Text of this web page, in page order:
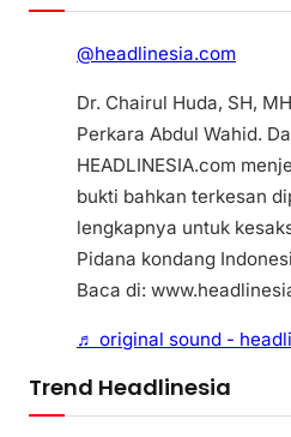
@headlinesia.com
Dr. Chairul Huda, SH,
Perkara Abdul Wahid.
HEADLINESIA.com
bukti bahkan terkesan
lengkapnya untuk
Pidana kondang
Baca di:
♬ original sound -
Trend Headlinesia